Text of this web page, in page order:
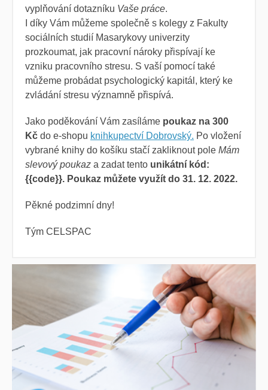
vyplňování dotazníku Vaše práce.
I díky Vám můžeme společně s kolegy z Fakulty
sociálních studií Masarykovy univerzity
prozkoumat, jak pracovní nároky přispívají ke
vzniku pracovního stresu. S vaší pomocí také
můžeme probádat psychologický kapitál, který ke
zvládání stresu významně přispívá.
Jako poděkování Vám zasíláme poukaz na 300
Kč do e-shopu knihkupectví Dobrovský. Po vložení
vybrané knihy do košíku stačí zakliknout pole Mám
slevový poukaz a zadat tento unikátní kód:
{{code}}. Poukaz můžete využít do 31. 12. 2022.
Pěkné podzimní dny!
Tým CELSPAC